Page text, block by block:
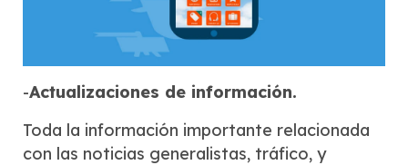
-Actualizaciones de información.
Toda la información importante relacionada
con las noticias generalistas, tráfico, y